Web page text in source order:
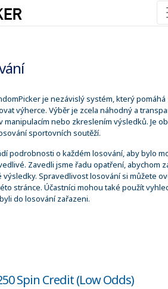
je nezávislý systém, který pomáhá
výherce. Výběr je zcela náhodný a
manipulacím nebo zkreslením výsledků. Je
sportovních soutěží.
podrobnosti o každém losování, aby bylo
Zavedli jsme řadu opatření, abychom
Spravedlivost losování si můžete
stránce. Účastníci mohou také použít
do losování zařazeni.
Spin Credit (Low Odds)